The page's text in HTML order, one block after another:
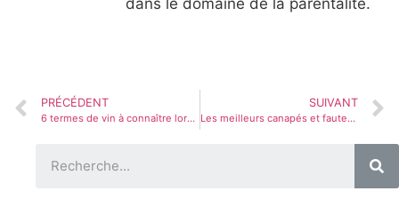
dans le domaine de la parentalité.
PRÉCÉDENT
6 termes de vin à connaître lors de la commande au restaurant
SUIVANT
Les meilleurs canapés et fauteuils d’Urban Outfitters (testés et notés par les éditeurs)